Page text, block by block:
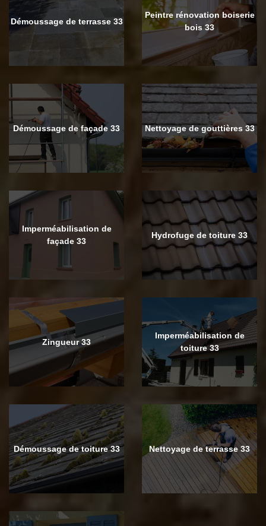
Démoussage de terrasse 33
Peintre rénovation boiserie
bois 33
Démoussage de façade 33 Nettoyage de gouttières 33
Imperméabilisation de
façade 33
Hydrofuge de toiture 33
Zingueur 33
Imperméabilisation de
toiture 33
Démoussage de toiture 33 Nettoyage de terrasse 33